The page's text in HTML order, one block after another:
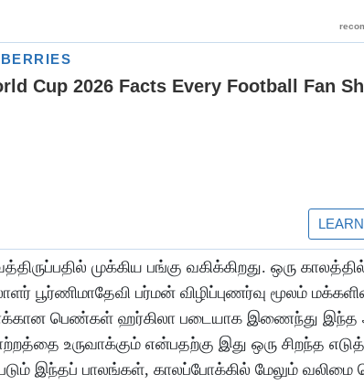
முக்கிய பங்கு வகிக்கிறது. ஒரு
பூர்ணிமாதேவி பர்மன் விழிப்புணர்வு மூலம்
பெண்கள் ஹர்கிலா படையாக இணைந்து இந்த
உருவாக்கும் என்பதற்கு இது ஒரு சிறந்த
இந்தப் பாலங்கள், காலப்போக்கில் மேலும் வலிமை